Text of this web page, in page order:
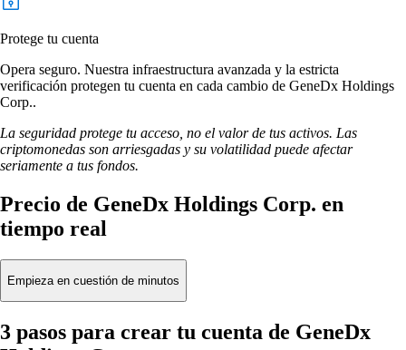
Protege tu cuenta
Opera seguro. Nuestra infraestructura avanzada y la estricta
verificación protegen tu cuenta en cada cambio de GeneDx Holdings
Corp..
La seguridad protege tu acceso, no el valor de tus activos. Las
criptomonedas son arriesgadas y su volatilidad puede afectar
seriamente a tus fondos.
Precio de GeneDx Holdings Corp. en
tiempo real
Empieza en cuestión de minutos
3 pasos para crear tu cuenta de GeneDx